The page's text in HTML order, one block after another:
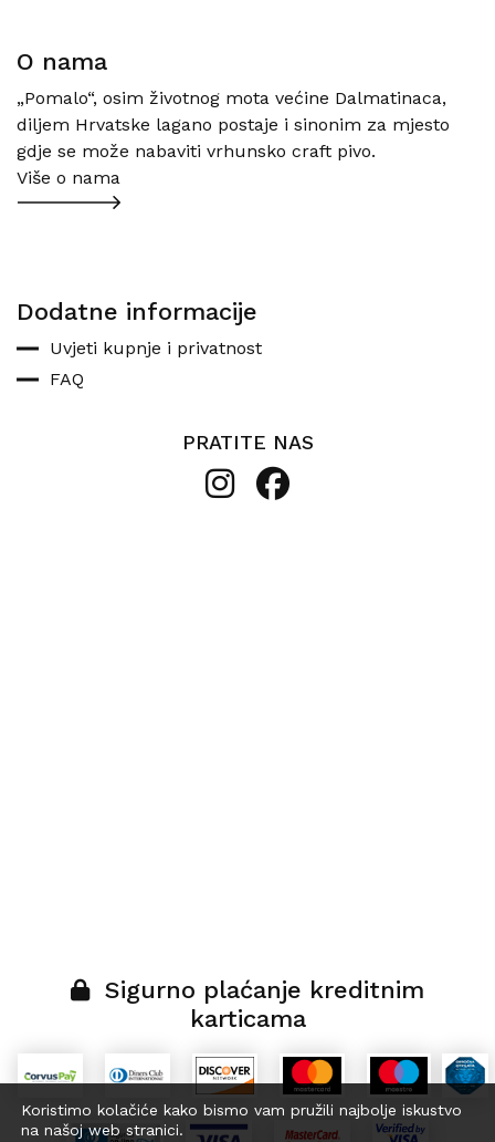
O nama
„Pomalo“, osim životnog mota većine Dalmatinaca,
diljem Hrvatske lagano postaje i sinonim za mjesto
gdje se može nabaviti vrhunsko craft pivo.
Više o nama
Dodatne informacije
Uvjeti kupnje i privatnost
FAQ
PRATITE NAS
Sigurno plaćanje kreditnim
karticama
Koristimo kolačiće kako bismo vam pružili najbolje iskustvo
na našoj web stranici.